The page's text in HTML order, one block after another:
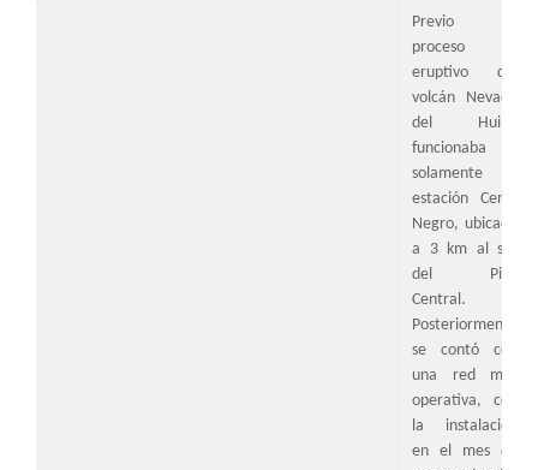
Previo al
proceso
eruptivo del
volcán Nevado
del Huila,
funcionaba
solamente la
estación Cerro
Negro, ubicada
a 3 km al sur
del Pico
Central.
Posteriormente
se contó con
una red más
operativa, con
la instalación
en el mes de